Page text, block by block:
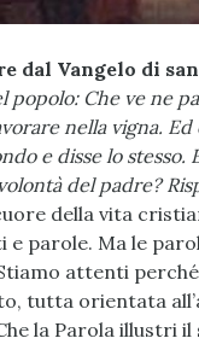
dal Vangelo di
Che ve ne
nella vigna.
e disse lo
del padre?
della vita
e parole. Ma le
attenti
tutta orientata
la Parola illustri